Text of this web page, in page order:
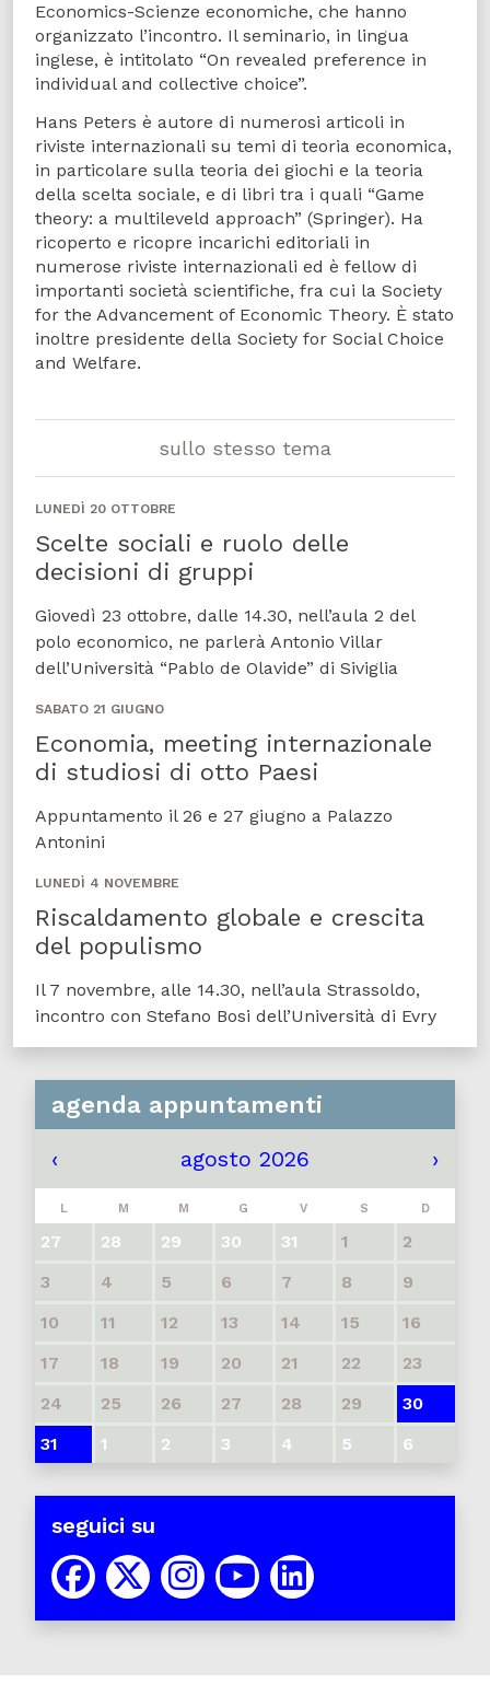
Economics-Scienze economiche, che hanno
organizzato l’incontro. Il seminario, in lingua
inglese, è intitolato “On revealed preference in
individual and collective choice”.
Hans Peters è autore di numerosi articoli in
riviste internazionali su temi di teoria economica,
in particolare sulla teoria dei giochi e la teoria
della scelta sociale, e di libri tra i quali “Game
theory: a multileveld approach” (Springer). Ha
ricoperto e ricopre incarichi editoriali in
numerose riviste internazionali ed è fellow di
importanti società scientifiche, fra cui la Society
for the Advancement of Economic Theory. È stato
inoltre presidente della Society for Social Choice
and Welfare.
sullo stesso tema
LUNEDÌ 20 OTTOBRE
Scelte sociali e ruolo delle
decisioni di gruppi
Giovedì 23 ottobre, dalle 14.30, nell’aula 2 del
polo economico, ne parlerà Antonio Villar
dell’Università “Pablo de Olavide” di Siviglia
SABATO 21 GIUGNO
Economia, meeting internazionale
di studiosi di otto Paesi
Appuntamento il 26 e 27 giugno a Palazzo
Antonini
LUNEDÌ 4 NOVEMBRE
Riscaldamento globale e crescita
del populismo
Il 7 novembre, alle 14.30, nell’aula Strassoldo,
incontro con Stefano Bosi dell’Università di Evry
agenda appuntamenti
‹ agosto 2026 ›
L M M G V S D
27 28 29 30 31 1
2
3
4 5 6 7 8
9
10
11 12 13 14 15
16
17
18 19 20 21 22
23
24
25 26 27 28 29
30
31
1 2 3 4 5 6
seguici su